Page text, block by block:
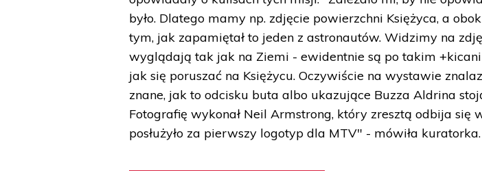
było. Dlatego mamy np. zdjęcie powierzchni Księżyca, a
tym, jak zapamiętał to jeden z astronautów. Widzimy na
wyglądają tak jak na Ziemi - ewidentnie są po takim
jak się poruszać na Księżycu. Oczywiście na wystawie
znane, jak to odcisku buta albo ukazujące Buzza Aldrina
Fotografię wykonał Neil Armstrong, który zresztą odbija się
posłużyło za pierwszy logotyp dla MTV" - mówiła kuratorka.